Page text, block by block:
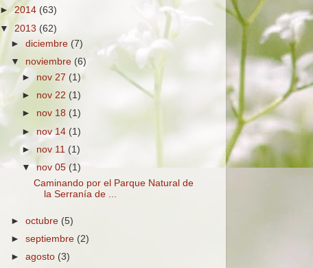
►2014 (63)
▼ 2013 (62)
►diciembre (7)
▼ noviembre (6)
► nov 27 (1)
► nov 22 (1)
► nov 18 (1)
►nov 14 (1)
► nov 11 (1)
▼nov 05 (1)
Caminando por el Parque Natural de
la Serranía de ...
►octubre (5)
►septiembre (2)
►agosto (3)